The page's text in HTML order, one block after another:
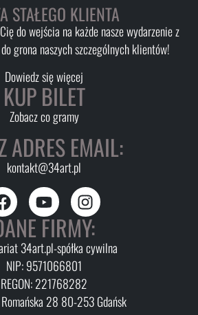
STAŁEGO KLIENTA
do wejścia na każde nasze wydarzenie z
grona naszych szczególnych klientów!
Dowiedz się więcej
KUP BILET
Zobacz co gramy
ADRES EMAIL:
kontakt@34art.pl
FIRMY:
34art.pl-spółka cywilna
NIP: 9571066801
REGON: 221768282
28 80-253 Gdańsk